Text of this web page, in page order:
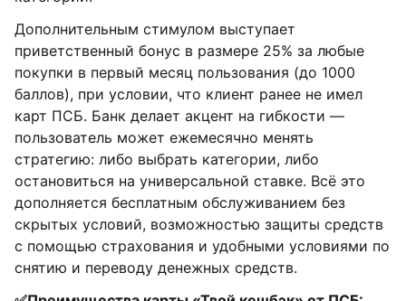
Дополнительным стимулом выступает
приветственный бонус в размере 25% за любые
покупки в первый месяц пользования (до 1000
баллов), при условии, что клиент ранее не имел
карт ПСБ. Банк делает акцент на гибкости —
пользователь может ежемесячно менять
стратегию: либо выбрать категории, либо
остановиться на универсальной ставке. Всё это
дополняется бесплатным обслуживанием без
скрытых условий, возможностью защиты средств
с помощью страхования и удобными условиями по
снятию и переводу денежных средств.